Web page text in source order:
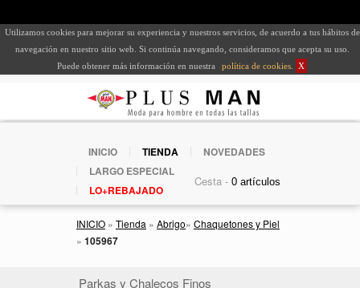
Utilizamos cookies para mejorar su experiencia y nuestros servicios, de acuerdo a tus hábitos de
navegación en nuestro sitio web. Si continúa navegando, consideramos que acepta su uso.
Puede obtener más información en nuestra
política de cookies X
INICIO TIENDA
NOVEDADES
LARGO ESPECIAL
LO+REBAJADO
Cesta -
INICIO » Tienda » Abrigo» Chaquetones y Piel
» 105967
Parkas y Chalecos Finos